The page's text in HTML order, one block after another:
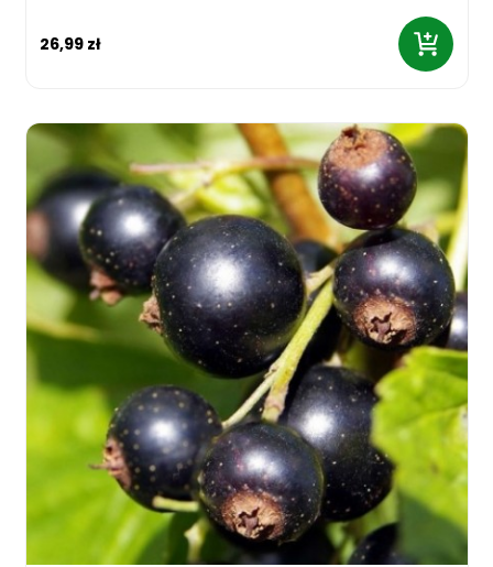
26,99 zł